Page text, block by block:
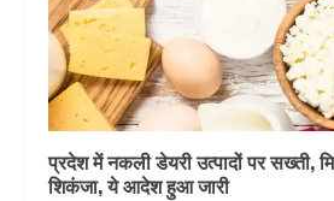
प्रदेश में नकली डेयरी उत्पादों पर सख्ती,
शिकंजा, ये आदेश हुआ जारी